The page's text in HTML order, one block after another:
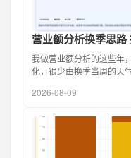
营业额分析换季思
我做营业额分析的这些年
化，很少由换季当周的天
2026-08-09